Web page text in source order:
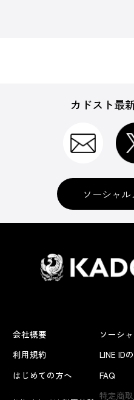
カドスト最
ソーシャ
会社概要
利用規約
はじめての方へ
ソーシ
LINE ID
FAQ
特定商